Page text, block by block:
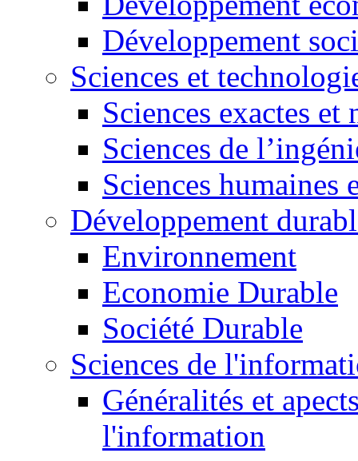
Développement
Sciences et
Sciences exactes et
Sciences de
Sciences humaines
Développement
Environnement
Economie Durable
Société Durable
Sciences de
Généralités et
l'information